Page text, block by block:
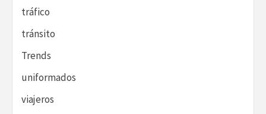
tráfico
tránsito
Trends
uniformados
viajeros